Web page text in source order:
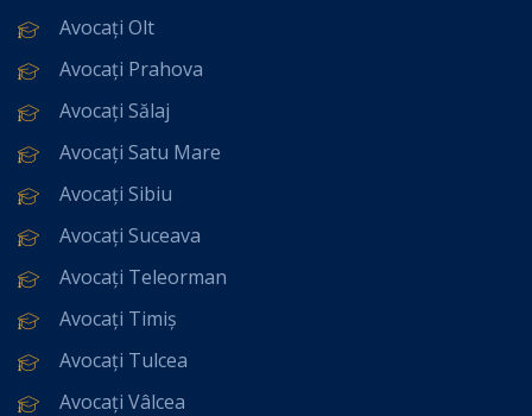
Avocați Olt
Avocați Prahova
Avocați Sălaj
Avocați Satu Mare
Avocați Sibiu
Avocați Suceava
Avocați Teleorman
Avocați Timiș
Avocați Tulcea
Avocați Vâlcea